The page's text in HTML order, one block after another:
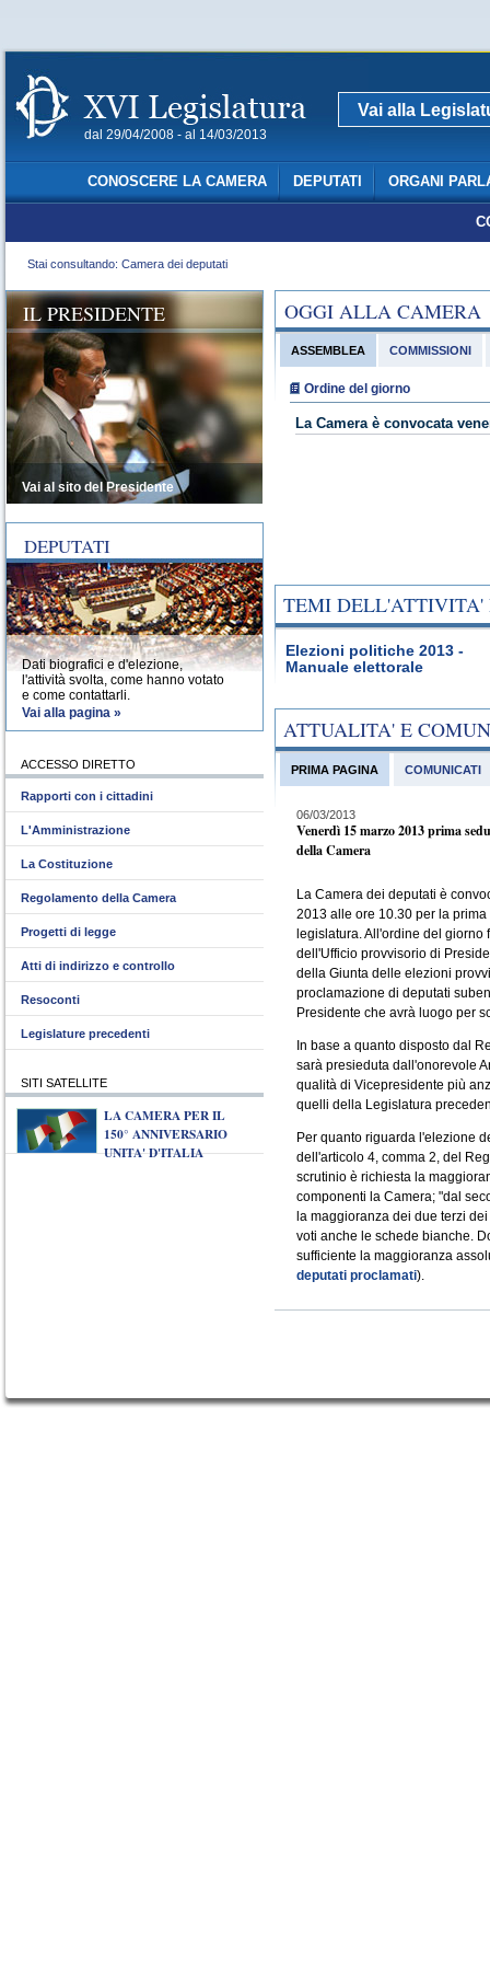
dal 29/04/2008 - al 14/03/2013
Vai alla
CONOSCERE LA CAMERA DEPUTATI ORGANI
Stai consultando: Camera dei deputati
OGGI ALLA CAMERA
ASSEMBLEA
Ordine del giorno
La Camera è convocata
COMMISSIONI
TEMI DELL'ATTIVITA'
Elezioni politiche 2013 -
Manuale elettorale
ATTUALITA' E
PRIMA PAGINA
06/03/2013
Venerdì 15 marzo 2013 prima
della Camera
La Camera dei deputati è
2013 alle ore 10.30 per la
legislatura. All'ordine del giorno
dell'Ufficio provvisorio di
della Giunta delle elezioni
proclamazione di deputati
Presidente che avrà luogo per
In base a quanto disposto dal
sarà presieduta dall'onorevole
qualità di Vicepresidente più
quelli della Legislatura
Per quanto riguarda l'elezione
dell'articolo 4, comma 2, del
scrutinio è richiesta la
componenti la Camera; "dal
la maggioranza dei due terzi
voti anche le schede bianche.
sufficiente la maggioranza
deputati proclamati).
COMUNICATI
IL PRESIDENTE
Vai al sito del Presidente
DEPUTATI
Dati biografici e d'elezione,
l'attività svolta, come hanno votato
e come contattarli.
Vai alla pagina »
ACCESSO DIRETTO
Rapporti con i cittadini
L'Amministrazione
La Costituzione
Regolamento della Camera
Progetti di legge
Atti di indirizzo e controllo
Resoconti
Legislature precedenti
SITI SATELLITE
LA CAMERA PER IL
150° ANNIVERSARIO
UNITA' D'ITALIA